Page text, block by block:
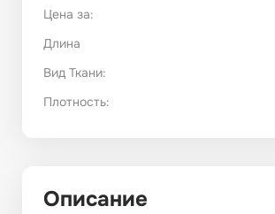
Цена за:
Длина
Вид Ткани:
Плотность:
Описание